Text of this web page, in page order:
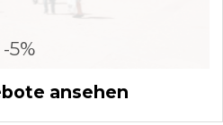
-5%
ansehen